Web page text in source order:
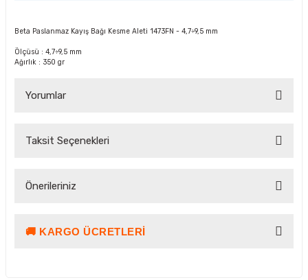
Beta Paslanmaz Kayış Bağı Kesme Aleti 1473FN - 4,7÷9,5 mm
Ölçüsü : 4,7÷9,5 mm
Ağırlık : 350 gr
Yorumlar
Taksit Seçenekleri
Önerileriniz
Bu ürünün fiyat bilgisi, resim, ürün açıklamalarında ve diğer
🚚 KARGO ÜCRETLERI